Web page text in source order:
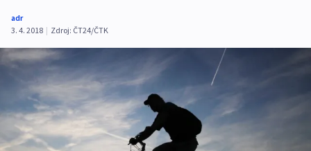
adr
3. 4. 2018 | Zdroj: ČT24/ČTK